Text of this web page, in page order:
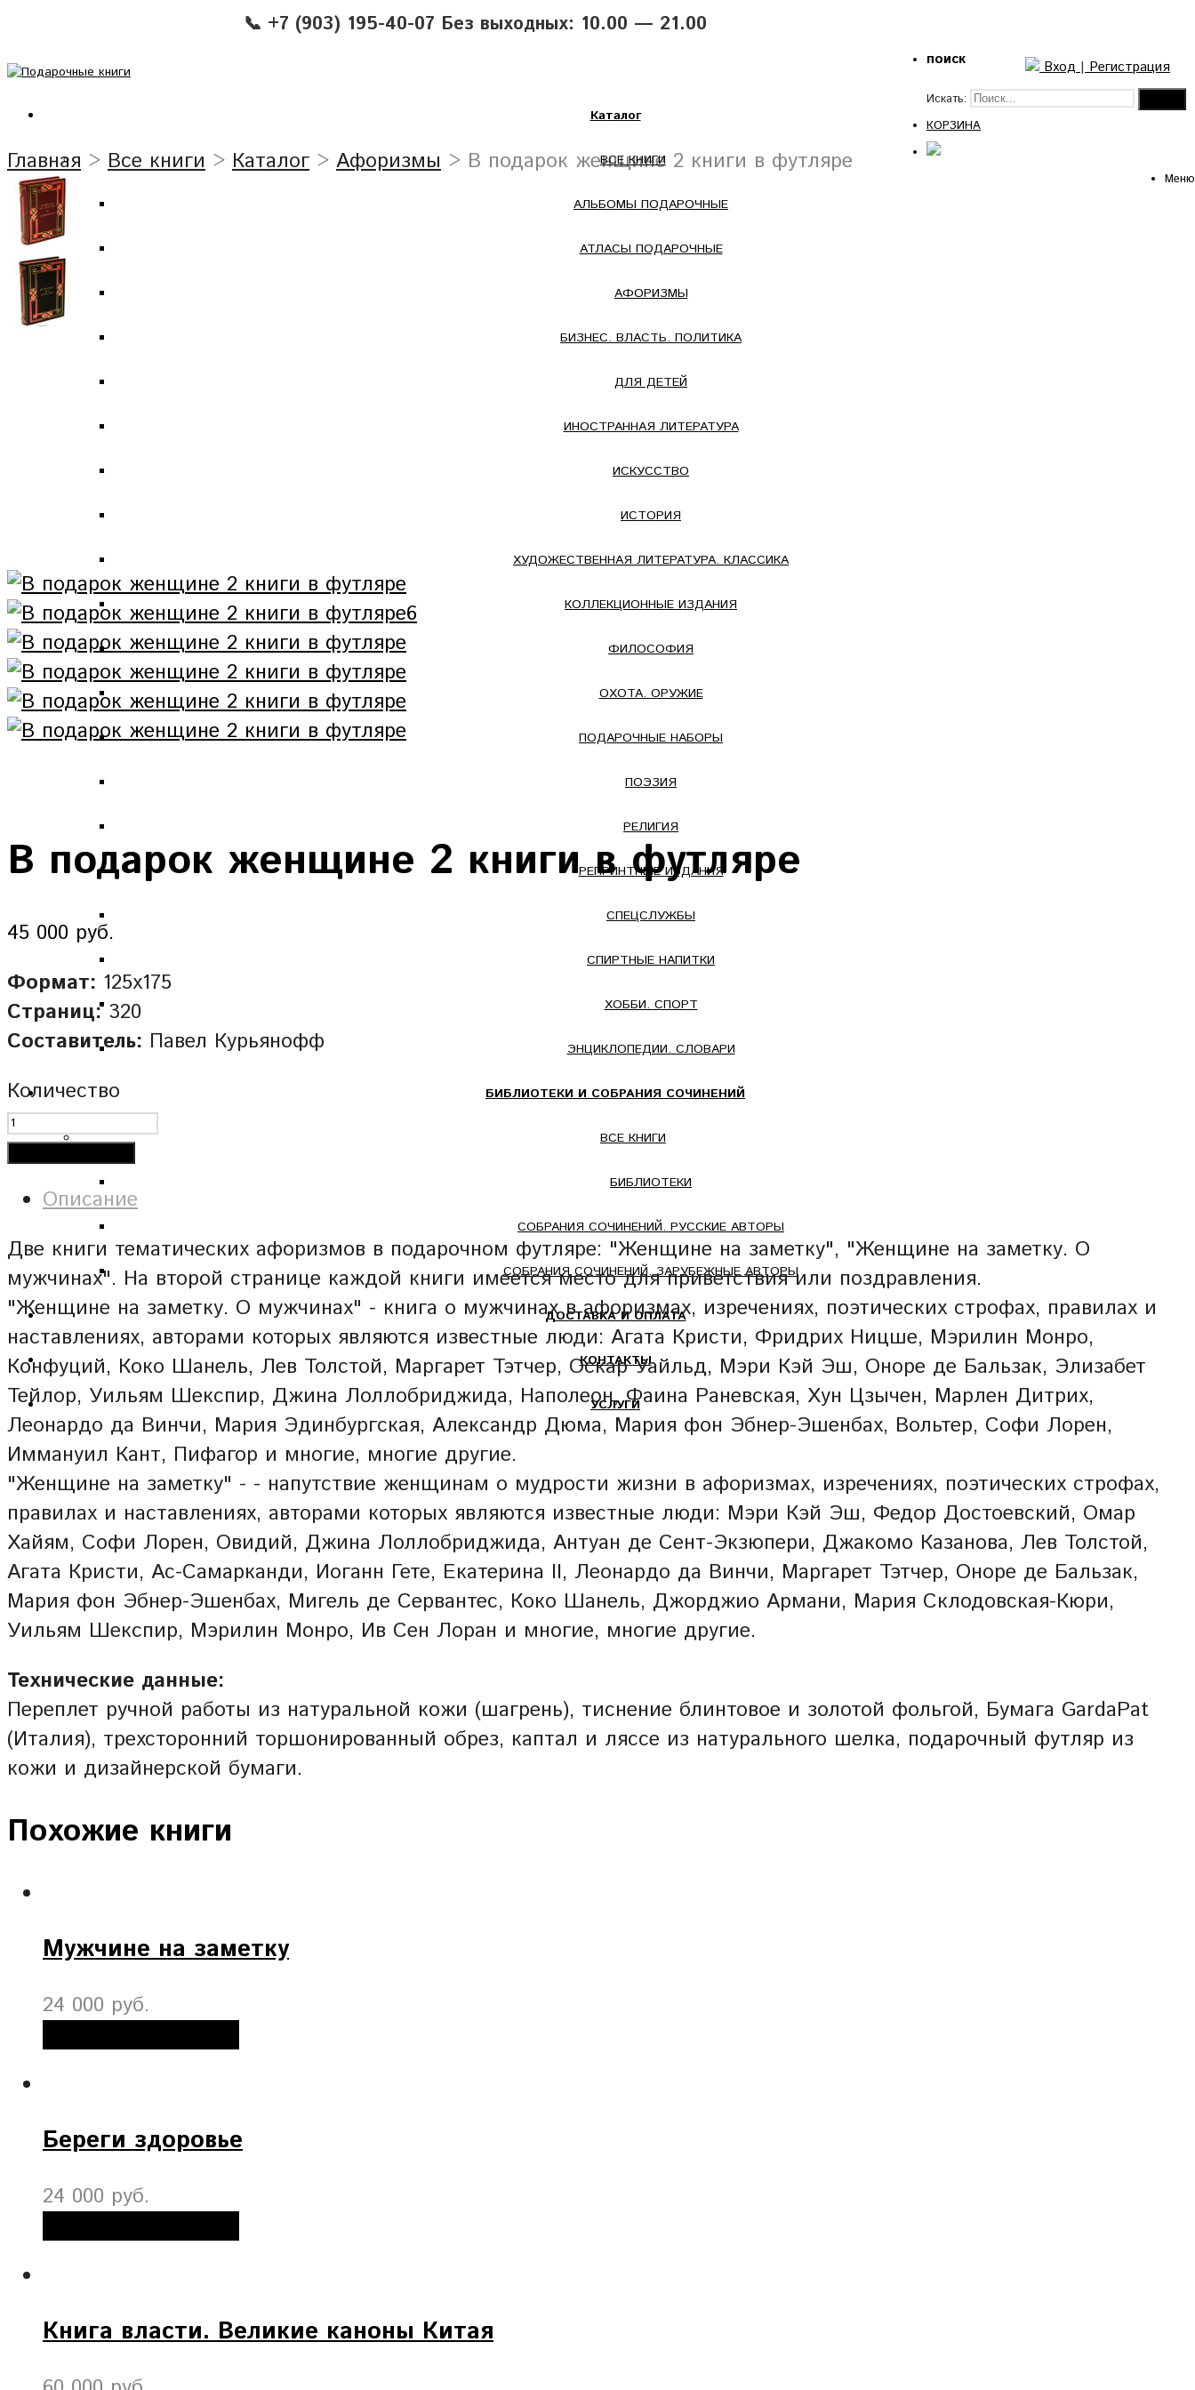
📞 +7 (903) 195-40-07 Без выходных: 10.00 — 21.00
Вход | Регистрация
Каталог
ВСЕ КНИГИ
АЛЬБОМЫ ПОДАРОЧНЫЕ
АТЛАСЫ ПОДАРОЧНЫЕ
АФОРИЗМЫ
БИЗНЕС. ВЛАСТЬ. ПОЛИТИКА
ДЛЯ ДЕТЕЙ
ИНОСТРАННАЯ ЛИТЕРАТУРА
ИСКУССТВО
ИСТОРИЯ
ХУДОЖЕСТВЕННАЯ ЛИТЕРАТУРА. КЛАССИКА
КОЛЛЕКЦИОННЫЕ ИЗДАНИЯ
ФИЛОСОФИЯ
ОХОТА. ОРУЖИЕ
ПОДАРОЧНЫЕ НАБОРЫ
ПОЭЗИЯ
РЕЛИГИЯ
РЕПРИНТНЫЕ ИЗДАНИЯ
СПЕЦСЛУЖБЫ
СПИРТНЫЕ НАПИТКИ
ХОББИ. СПОРТ
ЭНЦИКЛОПЕДИИ. СЛОВАРИ
БИБЛИОТЕКИ И СОБРАНИЯ СОЧИНЕНИЙ
ВСЕ КНИГИ
БИБЛИОТЕКИ
СОБРАНИЯ СОЧИНЕНИЙ. РУССКИЕ АВТОРЫ
СОБРАНИЯ СОЧИНЕНИЙ. ЗАРУБЕЖНЫЕ АВТОРЫ
ДОСТАВКА И ОПЛАТА
КОНТАКТЫ
УСЛУГИ
поиск
Искать:
КОРЗИНА
Меню
Главная > Все книги > Каталог > Афоризмы > В подарок женщине 2 книги в футляре
В подарок женщине 2 книги в футляре
45 000 руб.
Формат: 125х175
Страниц:320
Составитель: Павел Курьянофф
Количество
Описание
Две книги тематических афоризмов в подарочном футляре: "Женщине на заметку", "Женщине на заметку. О
мужчинах". На второй странице каждой книги имеется место для приветствия или поздравления.
"Женщине на заметку. О мужчинах" - книга о мужчинах в афоризмах, изречениях, поэтических строфах, правилах и
наставлениях, авторами которых являются известные люди: Агата Кристи, Фридрих Ницше, Мэрилин Монро,
Конфуций, Коко Шанель, Лев Толстой, Маргарет Тэтчер, Оскар Уайльд, Мэри Кэй Эш, Оноре де Бальзак, Элизабет
Тейлор, Уильям Шекспир, Джина Лоллобриджида, Наполеон, Фаина Раневская, Хун Цзычен, Марлен Дитрих,
Леонардо да Винчи, Мария Эдинбургская, Александр Дюма, Мария фон Эбнер-Эшенбах, Вольтер, Софи Лорен,
Иммануил Кант, Пифагор и многие, многие другие.
"Женщине на заметку" - - напутствие женщинам о мудрости жизни в афоризмах, изречениях, поэтических строфах,
правилах и наставлениях, авторами которых являются известные люди: Мэри Кэй Эш, Федор Достоевский, Омар
Хайям, Софи Лорен, Овидий, Джина Лоллобриджида, Антуан де Сент-Экзюпери, Джакомо Казанова, Лев Толстой,
Агата Кристи, Ас-Самарканди, Иоганн Гете, Екатерина II, Леонардо да Винчи, Маргарет Тэтчер, Оноре де Бальзак,
Мария фон Эбнер-Эшенбах, Мигель де Сервантес, Коко Шанель, Джорджио Армани, Мария Склодовская-Кюри,
Уильям Шекспир, Мэрилин Монро, Ив Сен Лоран и многие, многие другие.
Технические данные:
Переплет ручной работы из натуральной кожи (шагрень), тиснение блинтовое и золотой фольгой, Бумага GardaPat
(Италия), трехсторонний торшонированный обрез, каптал и ляссе из натурального шелка, подарочный футляр из
кожи и дизайнерской бумаги.
Похожие книги
Мужчине на заметку
24 000 руб.
Береги здоровье
24 000 руб.
Книга власти. Великие каноны Китая